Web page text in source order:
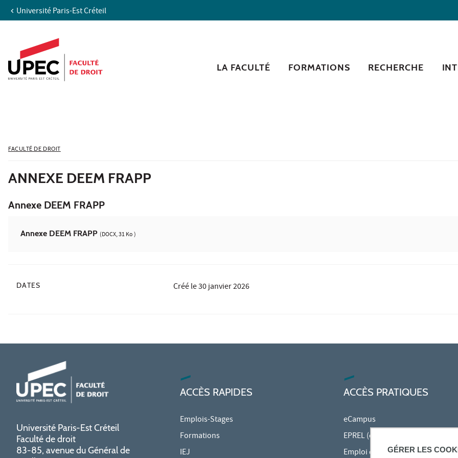
GÉRER LES
Aller au contenu
Accès directs
Recherche
Université Paris-Est Créteil
LA FACULTÉ FORMATIONS RECHERCHE
FACULTÉ DE DROIT
ANNEXE DEEM FRAPP
Annexe DEEM FRAPP
Annexe DEEM FRAPP (DOCX, 31 Ko )
DATES Créé le30 janvier 2026
Université Paris-Est Créteil
Faculté de droit
83-85, avenue du Général de
ACCÈS RAPIDES
Emplois-Stages
Formations
IEJ
ACCÈS PRATIQUES
eCampus
EPREL (cours en ligne)
Emploi du temps en ligne (ADE)